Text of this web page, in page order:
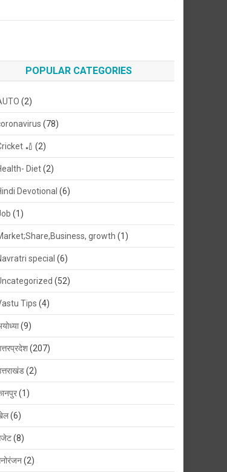
POPULAR CATEGORIES
(2)
(78)
🏏 (2)
Diet(2)
Devotional (6)
(1)
growth (1)
special (6)
(52)
Tips (4)
(9)
(207)
(2)
(1)
(6)
(8)
(2)